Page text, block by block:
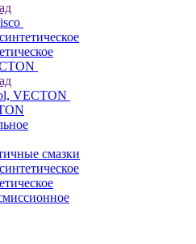
VECTON
смазки